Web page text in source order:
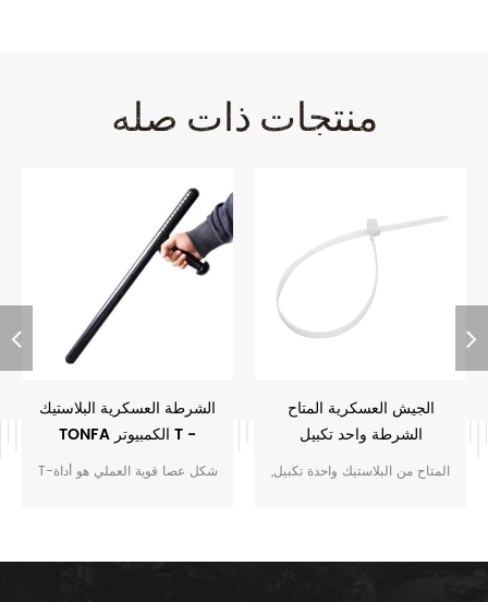
منتجات ذات صله
الشرطة العسكرية البلاستيك
TONFA الكمبيوتر T -
bation
T-شكل عصا قوية العملي هو أداة
الجيش العسكرية المتاح
الشرطة واحد تكبيل
المتاح من البلاستيك واحدة تكبيل,